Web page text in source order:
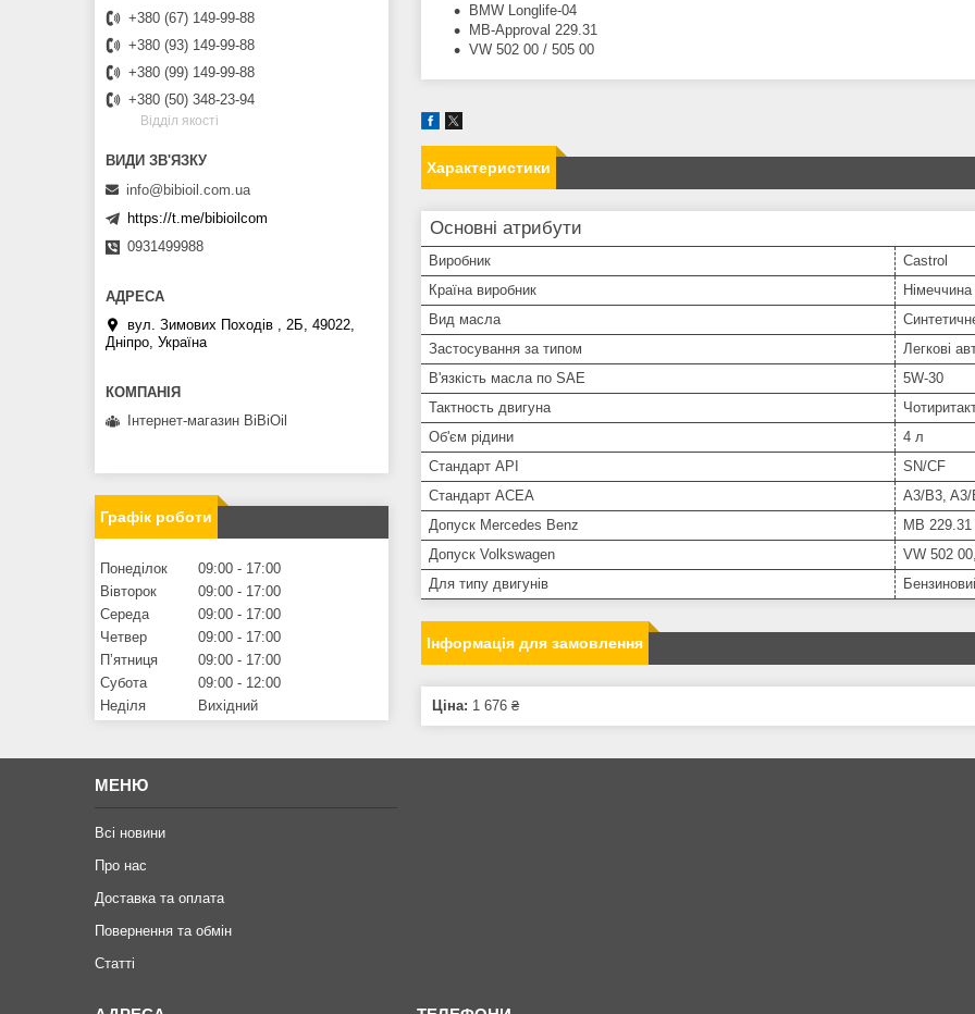
BMW Longlife-04
MB-Approval 229.31
VW 502 00 / 505 00
Характеристики
Основні атрибути
Виробник
Castrol
Країна виробник
Німеччина
Вид масла
Застосування за типом
Легкові
В'язкість масла по SAE
5W-30
Тактность двигуна
Об'єм рідини
4 л
Стандарт API
SN/CF
Стандарт ACEA
A3/B3, A3/
Допуск Mercedes Benz
MB 229.31
Допуск Volkswagen
VW 502
Для типу двигунів
Інформація для замовлення
Ціна: 1 676 ₴
+380 (67) 149-99-88
+380 (93) 149-99-88
+380 (99) 149-99-88
+380 (50) 348-23-94
Вiддiл якостi
info@bibioil.com.ua
https://t.me/bibioilcom
0931499988
вул. Зимових Походiв , 2Б, 49022,
Дніпро, Україна
Інтернет-магазин BiBiOil
Графік роботи
Понеділок 09:00
17:00
Вівторок
09:00
17:00
Середа
09:00
17:00
Четвер
09:00
17:00
Пʼятниця
09:00
17:00
Субота
09:00
12:00
Неділя
Вихідний
МЕНЮ
Всі новини
Про нас
Доставка та оплата
Повернення та обмiн
Статтi